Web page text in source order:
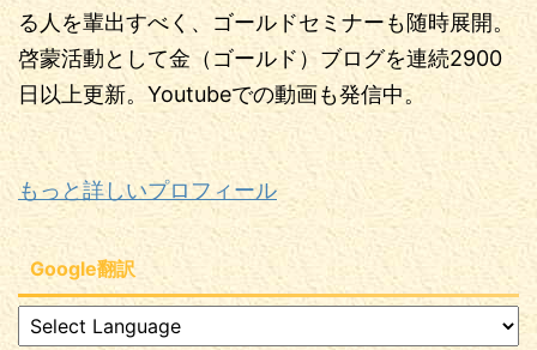
る人を輩出すべく、ゴールドセミナーも随時展開。
啓蒙活動として金（ゴールド）ブログを連続2900
日以上更新。Youtubeでの動画も発信中。
もっと詳しいプロフィール
Google翻訳